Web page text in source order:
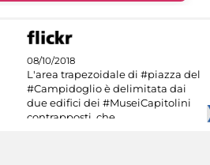
08/10/2018
L'area trapezoidale di #piazza del
#Campidoglio è delimitata dai
due edifici dei #MuseiCapitolini
contrapposti, che